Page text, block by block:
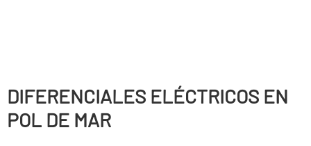
DIFERENCIALES ELÉCTRICOS EN
POL DE MAR